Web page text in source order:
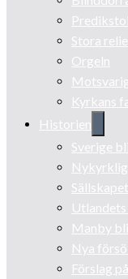
Stora
Orgeln
Kyrkans
Historien
Sverige
Manby
Nya
Förslag